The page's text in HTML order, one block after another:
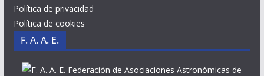
Política de privacidad
Política de cookies
F. A. A. E.
Federación de Asociaciones Astronómicas de